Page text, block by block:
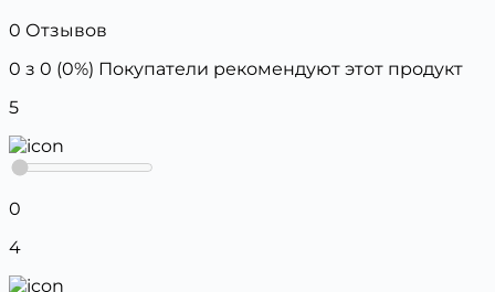
0 Отзывов
0 з 0 (0%) Покупатели рекомендуют этот продукт
5
0
4